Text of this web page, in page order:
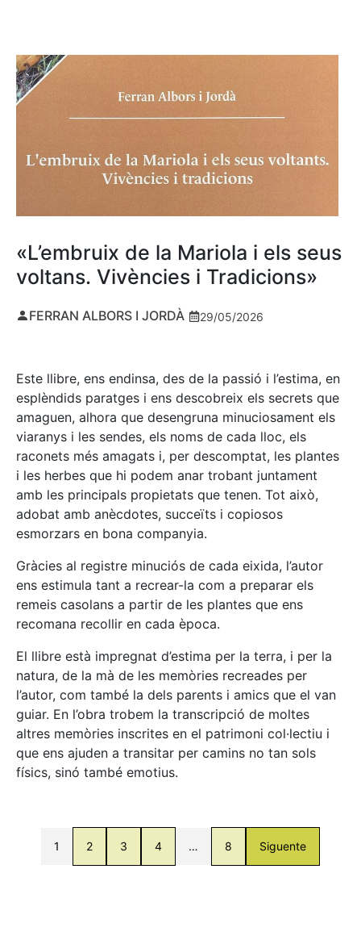
«L’embruix de la Mariola i els seus
voltans. Vivències i Tradicions»
FERRAN ALBORS I JORDÀ 29/05/2026
Este llibre, ens endinsa, des de la passió i l’estima, en
esplèndids paratges i ens descobreix els secrets que
amaguen, alhora que desengruna minuciosament els
viaranys i les sendes, els noms de cada lloc, els
raconets més amagats i, per descomptat, les plantes
i les herbes que hi podem anar trobant juntament
amb les principals propietats que tenen. Tot això,
adobat amb anècdotes, succeïts i copiosos
esmorzars en bona companyia.
Gràcies al registre minuciós de cada eixida, l’autor
ens estimula tant a recrear-la com a preparar els
remeis casolans a partir de les plantes que ens
recomana recollir en cada època.
El llibre està impregnat d’estima per la terra, i per la
natura, de la mà de les memòries recreades per
l’autor, com també la dels parents i amics que el van
guiar. En l’obra trobem la transcripció de moltes
altres memòries inscrites en el patrimoni col·lectiu i
que ens ajuden a transitar per camins no tan sols
físics, sinó també emotius.
1 2 3 4 … 8 Siguente